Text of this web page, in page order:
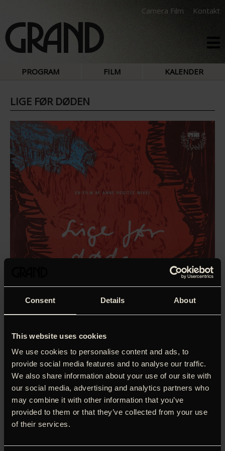
Consent Details About
This website uses cookies
We use cookies to personalise content and ads, to
provide social media features and to analyse our traffic.
We also share information about your use of our site with
our social media, advertising and analytics partners who
may combine it with other information that you’ve
provided to them or that they’ve collected from your use
of their services.
Camera Film Kontakt
PROGRAM FILM KALENDER
LIGE FØR DØDEN
For tolv år siden mistede filmens instruktør sit livs